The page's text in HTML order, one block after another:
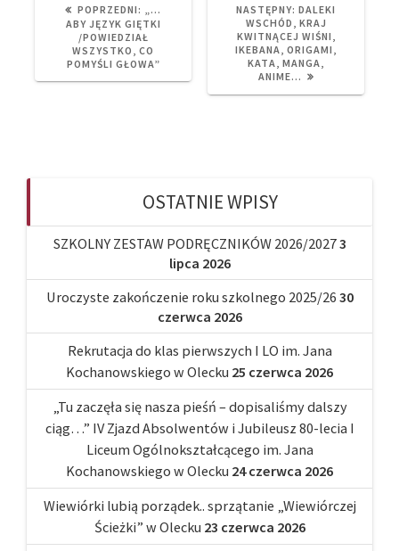
POPRZEDNI:
POST:
„…
ABY JĘZYK GIĘTKI
/POWIEDZIAŁ
WSZYSTKO, CO
POMYŚLI GŁOWA”
NASTĘPNY: NEXT
POST:
DALEKI
WSCHÓD, KRAJ
KWITNĄCEJ WIŚNI,
IKEBANA, ORIGAMI,
KATA, MANGA,
ANIME…
OSTATNIE WPISY
SZKOLNY ZESTAW PODRĘCZNIKÓW 2026/20273
lipca 2026
Uroczyste zakończenie roku szkolnego 2025/26 30
czerwca 2026
Rekrutacja do klas pierwszych I LO im. Jana
Kochanowskiego w Olecku 25 czerwca 2026
„Tu zaczęła się nasza pieśń – dopisaliśmy dalszy
ciąg…” IV Zjazd Absolwentów i Jubileusz 80-lecia I
Liceum Ogólnokształcącego im. Jana
Kochanowskiego w Olecku 24 czerwca 2026
Wiewiórki lubią porządek.. sprzątanie „Wiewiórczej
Ścieżki” w Olecku 23 czerwca 2026